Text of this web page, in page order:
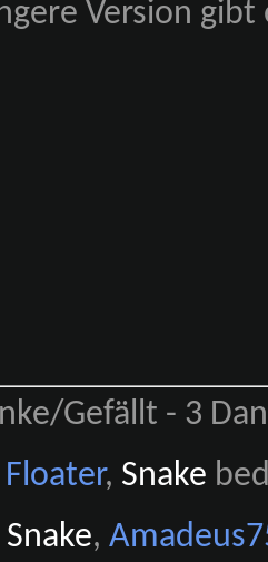
Version gibt
Gefällt - 3
Floater, Snake
Snake,